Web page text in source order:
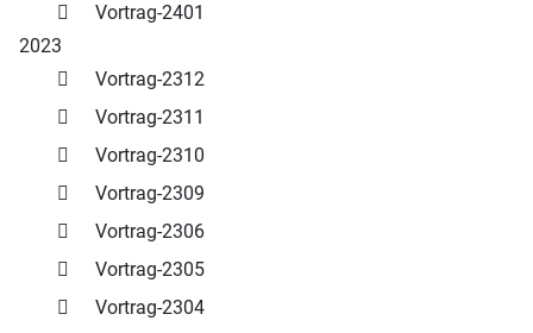
Vortrag-2401
2023
Vortrag-2312
Vortrag-2311
Vortrag-2310
Vortrag-2309
Vortrag-2306
Vortrag-2305
Vortrag-2304